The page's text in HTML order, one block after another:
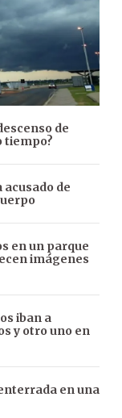
de
tiempo?
acusado de
en un parque
imágenes
iban a
y otro uno en
en una